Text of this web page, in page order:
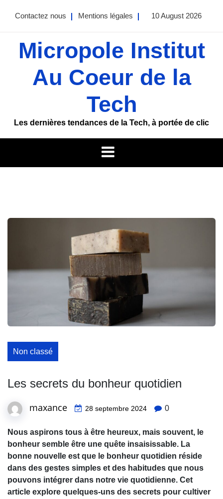
Contactez nous Mentions légales 10 August 2026
Micropole Institut
Au Coeur de la
Tech
Les dernières tendances de la Tech, à portée de clic
Non classé
Les secrets du bonheur quotidien
maxance 28 septembre 2024 0
Nous aspirons tous à être heureux, mais souvent, le
bonheur semble être une quête insaisissable. La
bonne nouvelle est que le bonheur quotidien réside
dans des gestes simples et des habitudes que nous
pouvons intégrer dans notre vie quotidienne. Cet
article explore quelques-uns des secrets pour cultiver